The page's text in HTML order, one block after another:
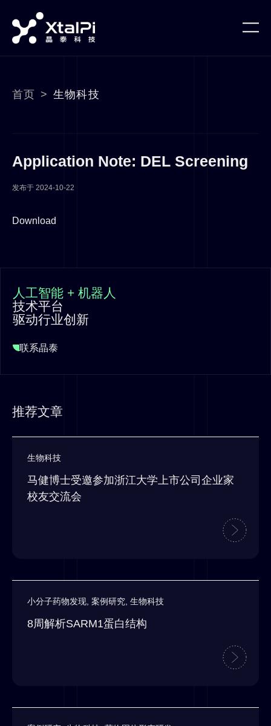
首页 > 生物科技
Application Note: DEL Screening
发布于 2024-10-22
Download
人工智能 + 机器人
技术平台
驱动行业创新
联系晶泰
推荐文章
生物科技
马健博士受邀参加浙江大学上市公司企业家
校友交流会
小分子药物发现 案例研究 生物科技
8周解析SARM1蛋白结构